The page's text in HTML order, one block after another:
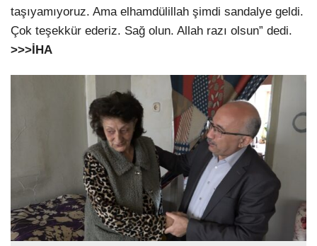
taşıyamıyoruz. Ama elhamdülillah şimdi sandalye geldi.
Çok teşekkür ederiz. Sağ olun. Allah razı olsun” dedi.
>>>İHA